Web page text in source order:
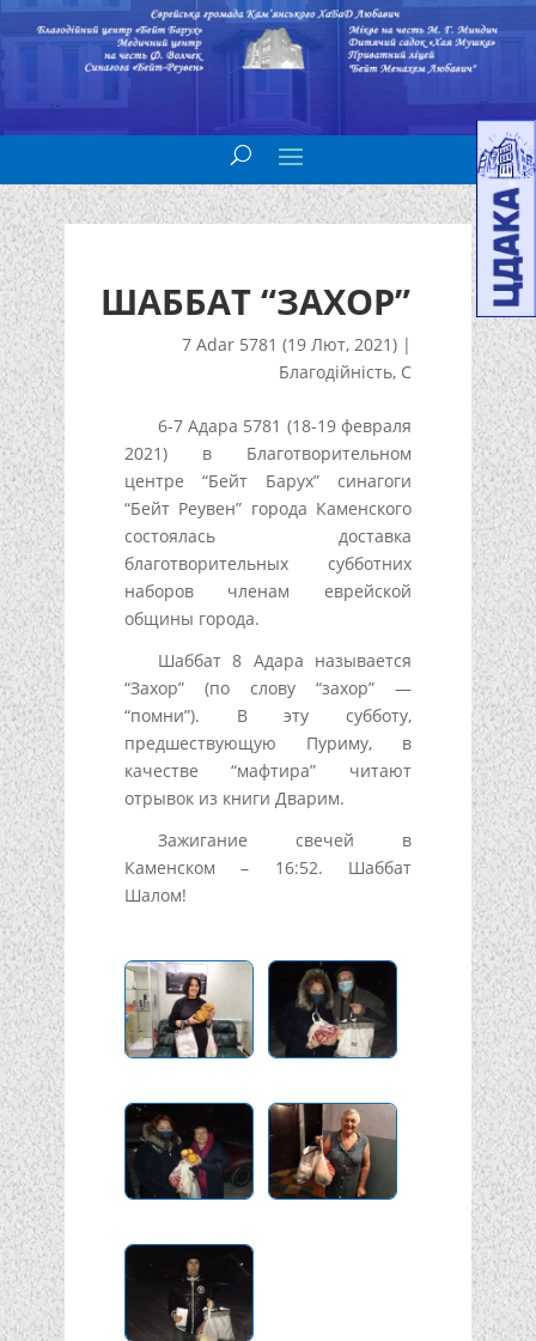
ШАББАТ “ЗАХОР”
7 Adar 5781 (19 Лют, 2021) |
Благодійність, С
6-7 Адара 5781 (18-19 февраля
2021) в Благотворительном
центре “Бейт Барух” синагоги
“Бейт Реувен” города Каменского
состоялась доставка
благотворительных субботних
наборов членам еврейской
общины города.
Шаббат 8 Адара называется
“Захор” (по слову “захор” —
“помни”). В эту субботу,
предшествующую Пуриму, в
качестве “мафтира” читают
отрывок из книги Дварим.
Зажигание свечей в
Каменском – 16:52. Шаббат
Шалом!